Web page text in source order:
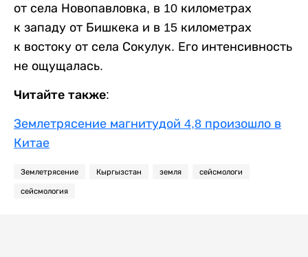
от села Новопавловка, в 10 километрах
к западу от Бишкека и в 15 километрах
к востоку от села Сокулук. Его интенсивность
не ощущалась.
Читайте также:
Землетрясение магнитудой 4,8 произошло в
Китае
Землетрясение Кыргызстан земля сейсмологи
сейсмология